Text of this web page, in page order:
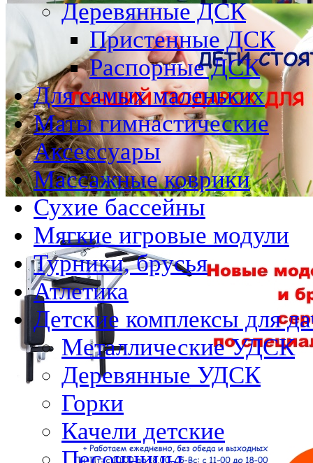
Деревянные ДСК
Пристенные ДСК
Распорные ДСК
Для самых маленьких
Маты гимнастические
Аксессуары
Массажные коврики
Сухие бассейны
Мягкие игровые модули
Турники, брусья
Атлетика
Детские комплексы для
Металлические УДСК
Деревянные УДСК
Горки
Качели детские